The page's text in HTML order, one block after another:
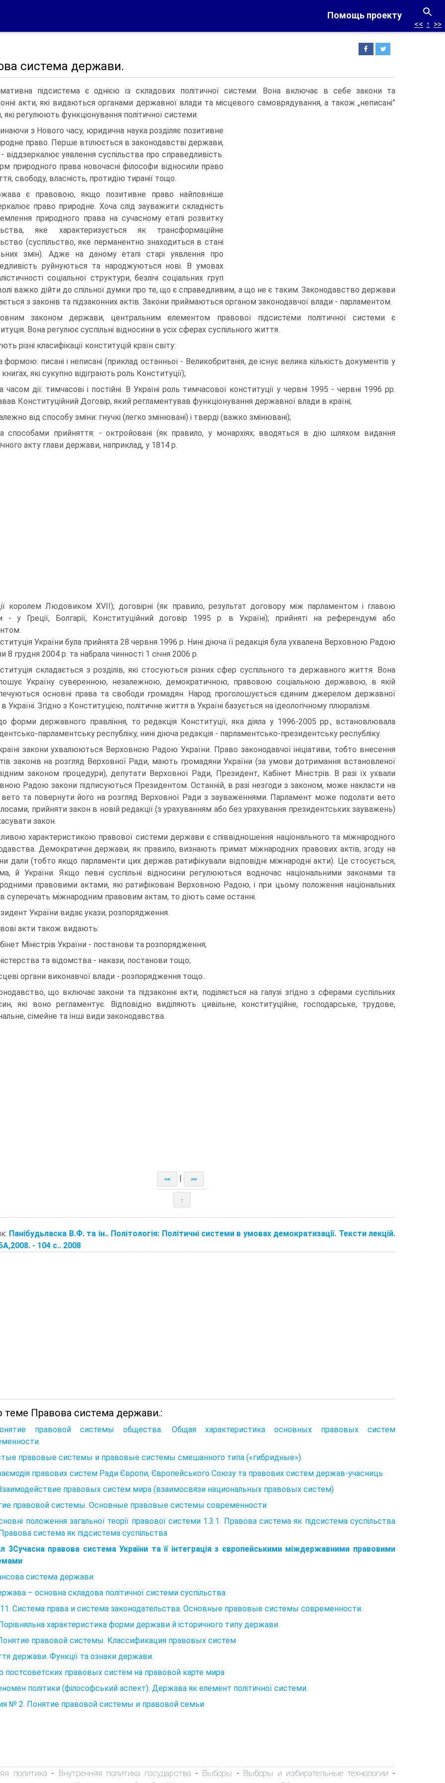
Помощь проекту
<< ↑ >>
система держави.
підсистема є однією із складових політичної системи. Вона включає в себе закони та
акти, які видаються органами державної влади та місцевого самоврядування, а також „неписані”
які регулюють функціонування політичної системи.
з Нового часу, юридична наука розділяє позитивне
право. Перше втілюється в законодавстві держави,
віддзеркалює уявлення суспільства про справедливість.
природного права новочасні філософи відносили право
свободу, власність, протидію тиранії тощо.
є правовою, якщо позитивне право найповніше
право природне. Хоча слід зауважити складність
природного права на сучасному етапі розвитку
яке характеризується як трансформаційне
(суспільство, яке перманентно знаходиться в стані
змін). Адже на даному етапі старі уявлення про
руйнуються та народжуються нові. В умовах
соціальної структури, безлічі соціальних груп
важко дійти до спільної думки про те, що є справедливим, а що не є таким. Законодавство держави
з законів та підзаконних актів. Закони приймаються органом законодавчої влади - парламентом.
законом держави, центральним елементом правової підсистеми політичної системи є
Вона регулює суспільні відносини в усіх сферах суспільного життя.
різні класифікації конституцій країн світу:
формою: писані і неписані (приклад останньої - Великобританія, де існує велика кількість документів у
книгах, які сукупно відіграють роль Конституції);
часом дії: тимчасові і постійні. В Україні роль тимчасової конституції у червні 1995 - червні 1996 рр.
Конституційний Договір, який регламентував функціонування державної влади в країні;
від способу зміни: гнучкі (легко змінювані) і тверді (важко змінювані);
способами прийняття: - октройовані (як правило, у монархіях; вводяться в дію шляхом видання
акту глави держави, наприклад, у 1814 р.
королем Людовиком XVII); договірні (як правило, результат договору між парламентом і главою
- у Греції, Болгарії, Конституційний договір 1995 р. в Україні); прийняті на референдумі або
України була прийнята 28 червня 1996 р. Нині діюча її редакція була ухвалена Верховною Радою
8 грудня 2004 р. та набрала чинності 1 січня 2006 р.
складається з розділів, які стосуються різних сфер суспільного та державного життя. Вона
Україну суверенною, незалежною, демократичною, правовою соціальною державою, в якій
основні права та свободи громадян. Народ проголошується єдиним джерелом державної
Україні. Згідно з Конституцією, політичне життя в Україні базується на ідеологічному плюралізмі.
форми державного правління, то редакція Конституції, яка діяла у 1996-2005 рр., встановлювала
парламентську республіку, нині діюча редакція - парламентсько-президентську республіку.
закони ухвалюються Верховною Радою України. Право законодавчої ініціативи, тобто внесення
законів на розгляд Верховної Ради, мають громадяни України (за умови дотримання встановленої
законом процедури), депутати Верховної Ради, Президент, Кабінет Міністрів. В разі їх ухвали
Радою закони підписуються Президентом. Останній, в разі незгоди з законом, може накласти на
вето та повернути його на розгляд Верховної Ради з зауваженнями. Парламент може подолати вето
прийняти закон в новій редакції (з урахуванням або без урахування президентських зауважень)
закон.
характеристикою правової системи держави є співвідношення національного та міжнародного
Демократичні держави, як правило, визнають примат міжнародних правових актів, згоду на
дали (тобто якщо парламенти цих держав ратифікували відповідні міжнародні акти). Це стосується,
й України. Якщо певні суспільні відносини регулюються водночас національними законами та
правовими актами, які ратифіковані Верховною Радою, і при цьому положення національних
суперечать міжнародним правовим актам, то діють саме останні.
України видає укази, розпорядження.
акти також видають:
Міністрів України - постанови та розпорядження;
та відомства - накази, постанови тощо;
органи виконавчої влади - розпорядження тощо..
що включає закони та підзаконні акти, поділяється на галузі згідно з сферами суспільних
які воно регламентує. Відповідно виділяють цивільне, конституційне, господарське, трудове,
сімейне та інші види законодавства.
<< >>
↑
Панібудьласка В.Ф. та ін.. Політологія: Політичні системи в умовах демократизації. Тексти лекцій.
- 104 с.. 2008
теме Правова система держави.:
правовой системы общества. Общая характеристика основных правовых систем
правовые системы и правовые системы смешанного типа («гибридные»).
правових систем Ради Європи, Європейського Союзу та правових систем держав-учасниць
правовых систем мира (взаимосвязи национальных правовых систем)
правовой системы. Основные правовые системы современности
положення загальної теорії правової системи 1.3.1. Правова система як підсистема суспільства
система як підсистема суспільства
3Сучасна правова система України та її інтеграція з європейськими міждержавними правовими
система держави.
– основна складова політичної системи суспільства.
Система права и система законодательства. Основные правовые системы современности.
характеристика форми держави й історичного типу держави.
правовой системы. Классификация правовых систем
держави. Функції та ознаки держави.
постсоветских правовых систем на правовой карте мира
політики (філософський аспект). Держава як елемент політичної системи.
№ 2. Понятие правовой системы и правовой семьи
политика - Внутренняя политика государства - Выборы - Выборы и избирательные технологии -